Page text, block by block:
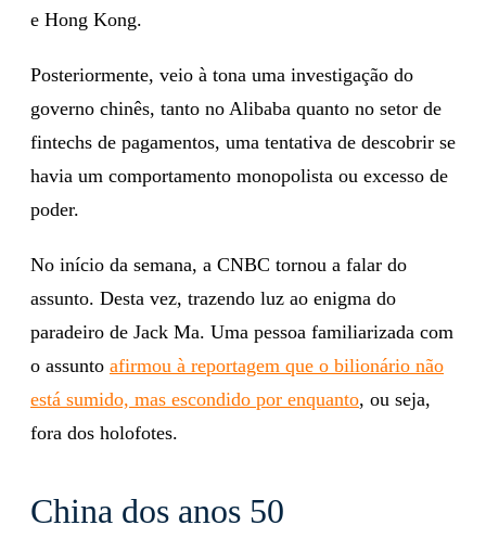
e Hong Kong.
Posteriormente, veio à tona uma investigação do
governo chinês, tanto no Alibaba quanto no setor de
fintechs de pagamentos, uma tentativa de descobrir se
havia um comportamento monopolista ou excesso de
poder.
No início da semana, a CNBC tornou a falar do
assunto. Desta vez, trazendo luz ao enigma do
paradeiro de Jack Ma. Uma pessoa familiarizada com
o assunto afirmou à reportagem que o bilionário não
está sumido, mas escondido por enquanto, ou seja,
fora dos holofotes.
China dos anos 50